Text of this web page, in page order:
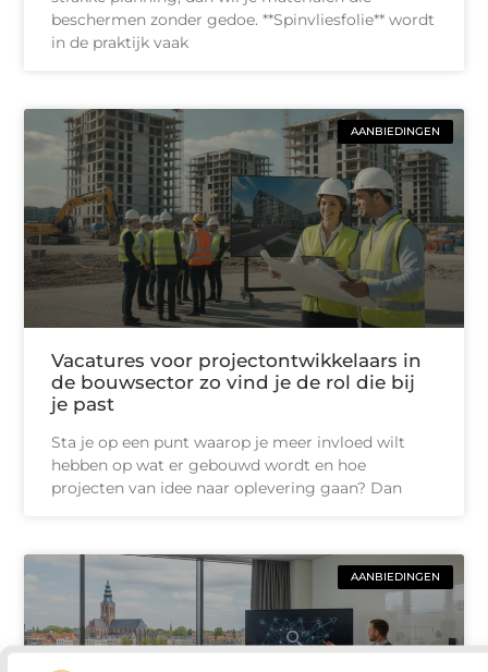
beschermen zonder gedoe. **Spinvliesfolie** wordt
in de praktijk vaak
AANBIEDINGEN
Vacatures voor projectontwikkelaars in
de bouwsector zo vind je de rol die bij
je past
Sta je op een punt waarop je meer invloed wilt
hebben op wat er gebouwd wordt en hoe
projecten van idee naar oplevering gaan? Dan
AANBIEDINGEN